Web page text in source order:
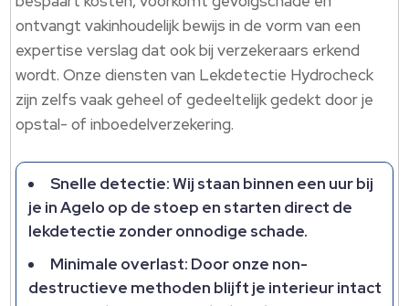
ontvangt vakinhoudelijk bewijs in de vorm van een
expertise verslag dat ook bij verzekeraars erkend
wordt. Onze diensten van Lekdetectie Hydrocheck
zijn zelfs vaak geheel of gedeeltelijk gedekt door je
opstal- of inboedelverzekering.
Snelle detectie: Wij staan binnen een uur bij
je in Agelo op de stoep en starten direct de
lekdetectie zonder onnodige schade.
Minimale overlast: Door onze non-
destructieve methoden blijft je interieur intact